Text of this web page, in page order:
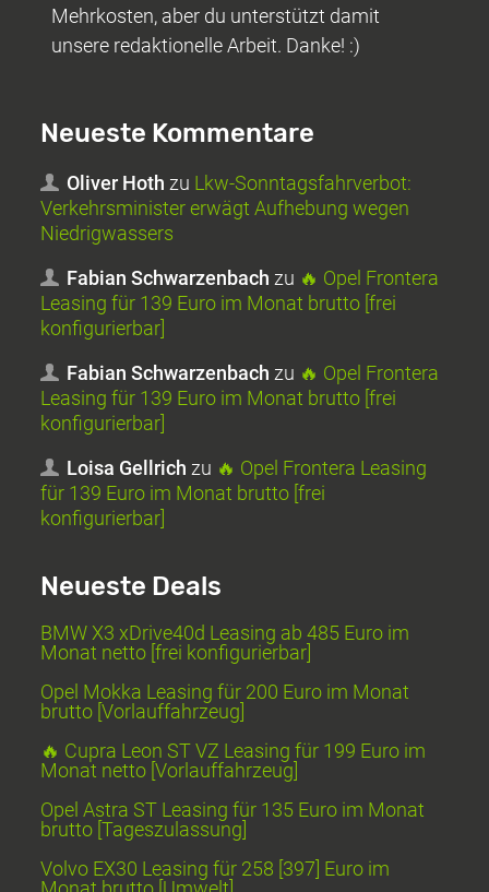
Mehrkosten, aber du unterstützt damit
unsere redaktionelle Arbeit. Danke! :)
Neueste Kommentare
Oliver Hoth zu Lkw-Sonntagsfahrverbot:
Verkehrsminister erwägt Aufhebung wegen
Niedrigwassers
Fabian Schwarzenbach zu 🔥 Opel Frontera
Leasing für 139 Euro im Monat brutto [frei
konfigurierbar]
Fabian Schwarzenbach zu 🔥 Opel Frontera
Leasing für 139 Euro im Monat brutto [frei
konfigurierbar]
Loisa Gellrich zu 🔥 Opel Frontera Leasing
für 139 Euro im Monat brutto [frei
konfigurierbar]
Neueste Deals
BMW X3 xDrive40d Leasing ab 485 Euro im
Monat netto [frei konfigurierbar]
Opel Mokka Leasing für 200 Euro im Monat
brutto [Vorlauffahrzeug]
🔥 Cupra Leon ST VZ Leasing für 199 Euro im
Monat netto [Vorlauffahrzeug]
Opel Astra ST Leasing für 135 Euro im Monat
brutto [Tageszulassung]
Volvo EX30 Leasing für 258 [397] Euro im